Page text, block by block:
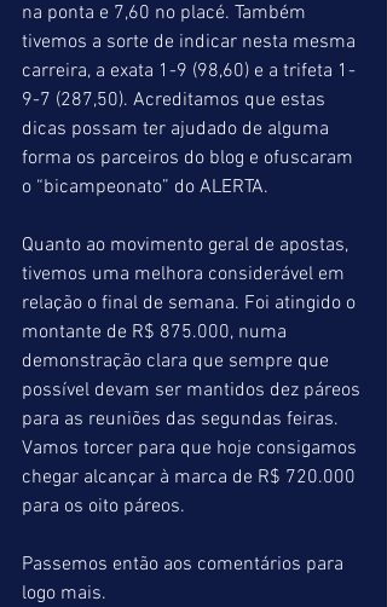
na ponta e 7,60 no placé. Também
tivemos a sorte de indicar nesta mesma
carreira, a exata 1-9 (98,60) e a trifeta 1-
9-7 (287,50). Acreditamos que estas
dicas possam ter ajudado de alguma
forma os parceiros do blog e ofuscaram
o “bicampeonato” do ALERTA.
Quanto ao movimento geral de apostas,
tivemos uma melhora considerável em
relação o final de semana. Foi atingido o
montante de R$ 875.000, numa
demonstração clara que sempre que
possível devam ser mantidos dez páreos
para as reuniões das segundas feiras.
Vamos torcer para que hoje consigamos
chegar alcançar à marca de R$ 720.000
para os oito páreos.
Passemos então aos comentários para
logo mais.